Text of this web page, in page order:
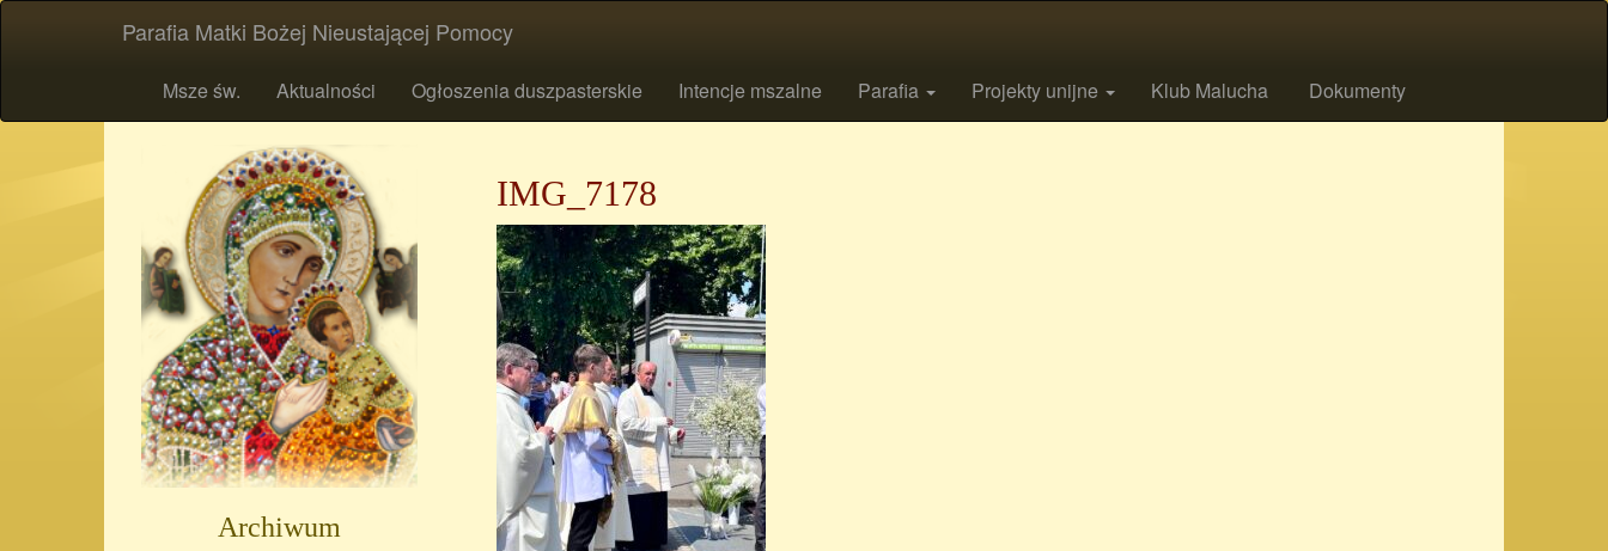
Parafia Matki Bożej Nieustającej Pomocy
Msze św. Aktualności Ogłoszenia duszpasterskie Intencje mszalne Parafia Projekty unijne Klub Malucha Dokumenty
IMG_7178
Archiwum